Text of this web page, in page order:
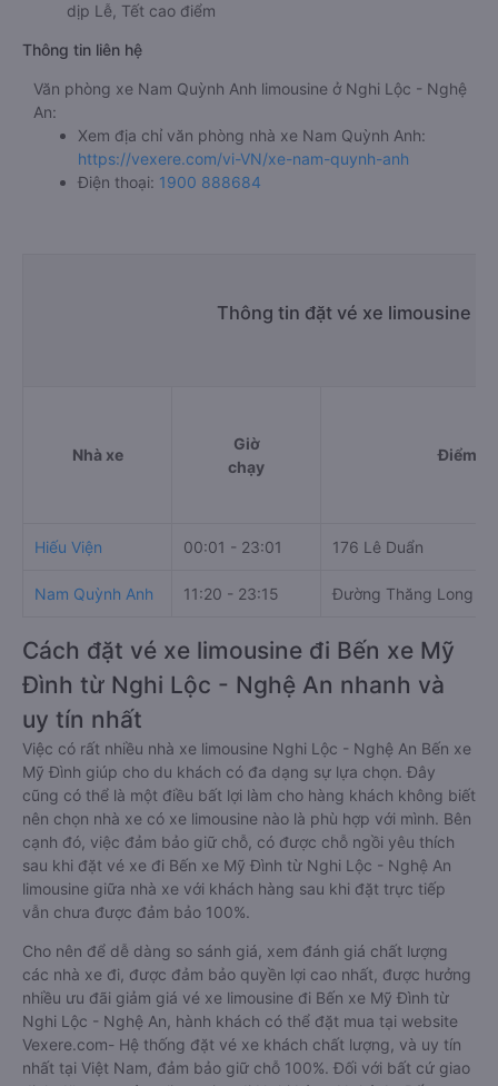
dịp Lễ, Tết cao điểm
Thông tin liên hệ
Văn phòng xe Nam Quỳnh Anh limousine ở Nghi Lộc - Nghệ
An:
Xem địa chỉ văn phòng nhà xe Nam Quỳnh Anh:
https://vexere.com/vi-VN/xe-nam-quynh-anh
Điện thoại: 1900 888684
Thông tin đặt vé xe limousine
Nhà xe
Giờ
chạy
Điểm đi
Hiếu Viện 00:01 - 23:01 176 Lê Duẩn
Nam Quỳnh Anh 11:20 - 23:15 Đường Thăng Long
Cách đặt vé xe limousine đi Bến xe Mỹ
Đình từ Nghi Lộc - Nghệ An nhanh và
uy tín nhất
Việc có rất nhiều nhà xe limousine Nghi Lộc - Nghệ An Bến xe
Mỹ Đình giúp cho du khách có đa dạng sự lựa chọn. Đây
cũng có thể là một điều bất lợi làm cho hàng khách không biết
nên chọn nhà xe có xe limousine nào là phù hợp với mình. Bên
cạnh đó, việc đảm bảo giữ chỗ, có được chỗ ngồi yêu thích
sau khi đặt vé xe đi Bến xe Mỹ Đình từ Nghi Lộc - Nghệ An
limousine giữa nhà xe với khách hàng sau khi đặt trực tiếp
vẫn chưa được đảm bảo 100%.
Cho nên để dễ dàng so sánh giá, xem đánh giá chất lượng
các nhà xe đi, được đảm bảo quyền lợi cao nhất, được hưởng
nhiều ưu đãi giảm giá vé xe limousine đi Bến xe Mỹ Đình từ
Nghi Lộc - Nghệ An, hành khách có thể đặt mua tại website
Vexere.com- Hệ thống đặt vé xe khách chất lượng, và uy tín
nhất tại Việt Nam, đảm bảo giữ chỗ 100%. Đối với bất cứ giao